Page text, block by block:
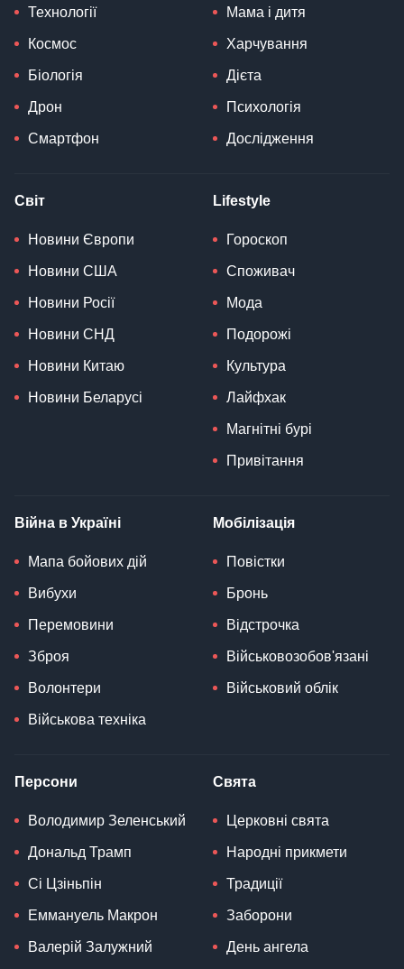
Технології
Космос
Біологія
Дрон
Смартфон
Мама і дитя
Харчування
Дієта
Психологія
Дослідження
Світ
Новини Європи
Новини США
Новини Росії
Новини СНД
Новини Китаю
Новини Беларусі
Lifestyle
Гороскоп
Споживач
Мода
Подорожі
Культура
Лайфхак
Магнітні бурі
Привітання
Війна в Україні
Мапа бойових дій
Вибухи
Перемовини
Зброя
Волонтери
Військова техніка
Мобілізація
Повістки
Бронь
Відстрочка
Військовозобов'язані
Військовий облік
Персони
Володимир Зеленський
Дональд Трамп
Сі Цзіньпін
Еммануель Макрон
Валерій Залужний
Свята
Церковні свята
Народні прикмети
Традиції
Заборони
День ангела